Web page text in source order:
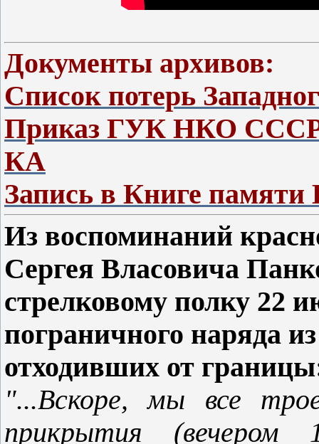
Документы архивов:
Список потерь
Приказ ГУК НКО СССР
КА
Запись в Книге памяти
Из воспоминаний
Сергея Власовича
стрелковому полку 22
пограничного наряда
отходивших от
"...Вскоре, мы все
прикрытия (вечером